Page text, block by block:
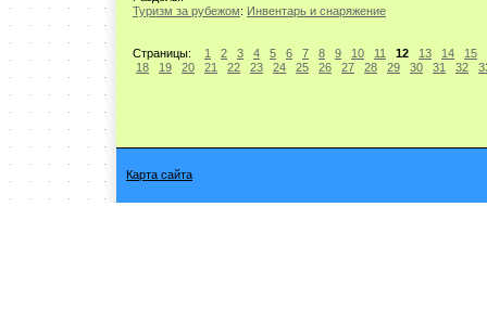
Туризм за рубежом: Инвентарь и снаряжение
Страницы: 1 2 3 4 5 6 7 8 9 10 11 12 13 14
15
18
19 20 21 22 23 24 25 26 27 28 29 30 31 32
Карта сайта